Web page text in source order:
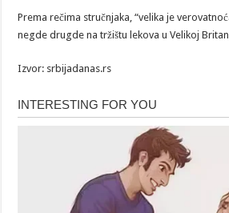
Prema rečima stručnjaka, “velika je
negde drugde na tržištu lekova u Velikoj
Izvor: srbijadanas.rs